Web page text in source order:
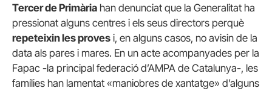
Tercer de Primària han denunciat que la Generalitat ha
pressionat alguns centres i els seus directors perquè
repeteixin les proves i, en alguns casos, no avisin de la
data als pares i mares. En un acte acompanyades per la
Fapac -la principal federació d’AMPA de Catalunya-, les
famílies han lamentat «maniobres de xantatge» d’alguns